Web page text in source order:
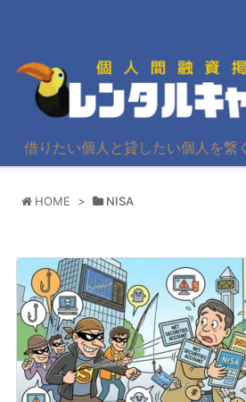
借りたい個人と貸したい個人を繋
HOME > NISA